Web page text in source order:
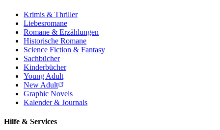
Krimis & Thriller
Liebesromane
Romane & Erzählungen
Historische Romane
Science Fiction & Fantasy
Sachbücher
Kinderbücher
Young Adult
New Adult
Graphic Novels
Kalender & Journals
Hilfe & Services